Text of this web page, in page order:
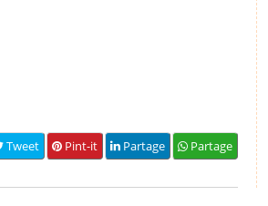
Partage
Partage
Pint-it
Tweet